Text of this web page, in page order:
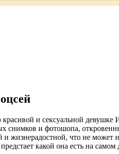
и сексуальной
снимков и фотошопа,
жизнерадостной, что не может
какой она есть на